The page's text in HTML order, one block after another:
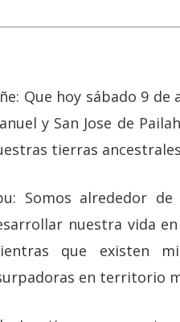
to close
Que hoy sábado 9
y San Jose de
tierras
Somos alrededor
nuestra vida
que existen
en territorio